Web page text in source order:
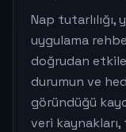
Nap tutarlılığı,
uygulama
doğrudan
durumun ve
göründüğü
veri kaynakları,